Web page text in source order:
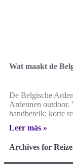
Wat maakt de
De Belgische
Ardennen outdoor.
handbereik: korte
Leer más »
Archives for